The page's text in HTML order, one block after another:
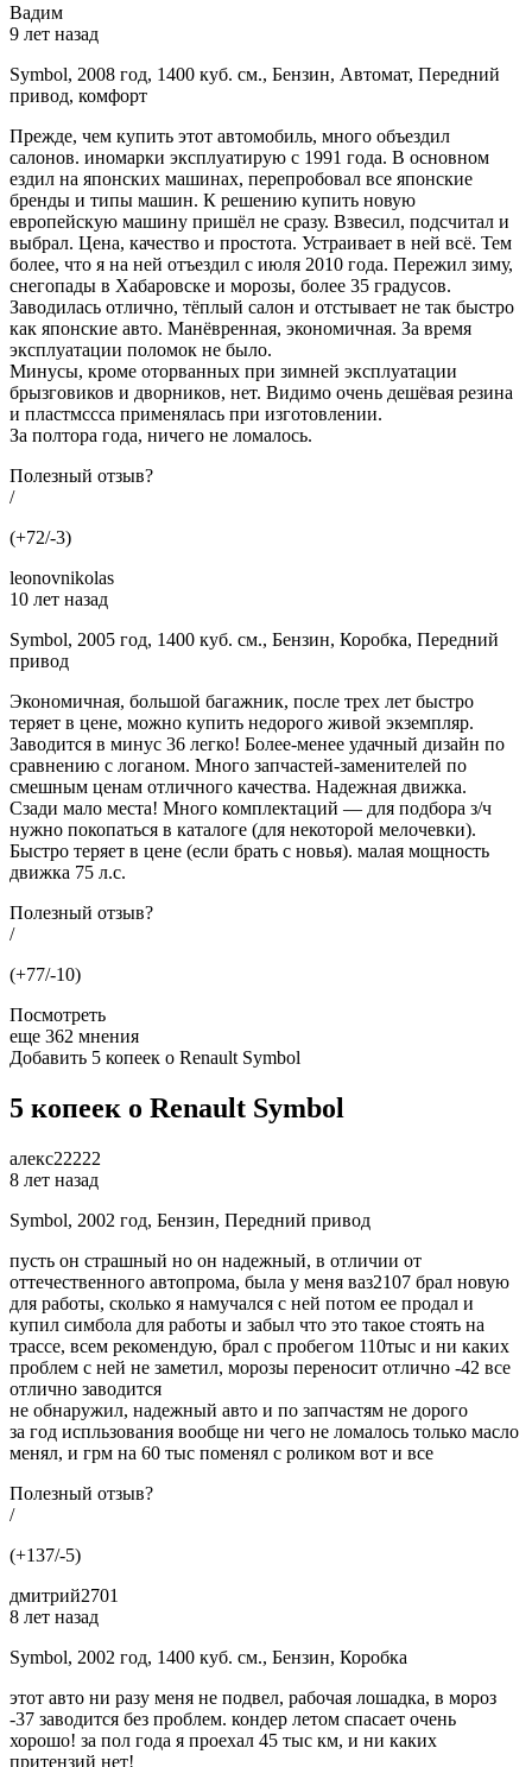
Вадим
9 лет назад
Symbol, 2008 год, 1400 куб. см., Бензин, Автомат, Передний
привод, комфорт
Прежде, чем купить этот автомобиль, много объездил
салонов. иномарки эксплуатирую с 1991 года. В основном
ездил на японских машинах, перепробовал все японские
бренды и типы машин. К решению купить новую
европейскую машину пришёл не сразу. Взвесил, подсчитал и
выбрал. Цена, качество и простота. Устраивает в ней всё. Тем
более, что я на ней отъездил с июля 2010 года. Пережил зиму,
снегопады в Хабаровске и морозы, более 35 градусов.
Заводилась отлично, тёплый салон и отстывает не так быстро
как японские авто. Манёвренная, экономичная. За время
эксплуатации поломок не было.
Минусы, кроме оторванных при зимней эксплуатации
брызговиков и дворников, нет. Видимо очень дешёвая резина
и пластмссса применялась при изготовлении.
За полтора года, ничего не ломалось.
Полезный отзыв?
/
(+72/-3)
leonovnikolas
10 лет назад
Symbol, 2005 год, 1400 куб. см., Бензин, Коробка, Передний
привод
Экономичная, большой багажник, после трех лет быстро
теряет в цене, можно купить недорого живой экземпляр.
Заводится в минус 36 легко! Более-менее удачный дизайн по
сравнению с логаном. Много запчастей-заменителей по
смешным ценам отличного качества. Надежная движка.
Сзади мало места! Много комплектаций — для подбора з/ч
нужно покопаться в каталоге (для некоторой мелочевки).
Быстро теряет в цене (если брать с новья). малая мощность
движка 75 л.с.
Полезный отзыв?
/
(+77/-10)
Посмотреть
еще 362 мнения
Добавить 5 копеек о Renault Symbol
5 копеек о Renault Symbol
алекс22222
8 лет назад
Symbol, 2002 год, Бензин, Передний привод
пусть он страшный но он надежный, в отличии от
оттечественного автопрома, была у меня ваз2107 брал новую
для работы, сколько я намучался с ней потом ее продал и
купил симбола для работы и забыл что это такое стоять на
трассе, всем рекомендую, брал с пробегом 110тыс и ни каких
проблем с ней не заметил, морозы переносит отлично -42 все
отлично заводится
не обнаружил, надежный авто и по запчастям не дорого
за год испльзования вообще ни чего не ломалось только масло
менял, и грм на 60 тыс поменял с роликом вот и все
Полезный отзыв?
/
(+137/-5)
дмитрий2701
8 лет назад
Symbol, 2002 год, 1400 куб. см., Бензин, Коробка
этот авто ни разу меня не подвел, рабочая лошадка, в мороз
-37 заводится без проблем. кондер летом спасает очень
хорошо! за пол года я проехал 45 тыс км, и ни каких
притензий нет!